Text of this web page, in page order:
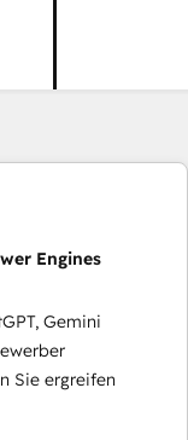
Engines
Gemini
Sie ergreifen